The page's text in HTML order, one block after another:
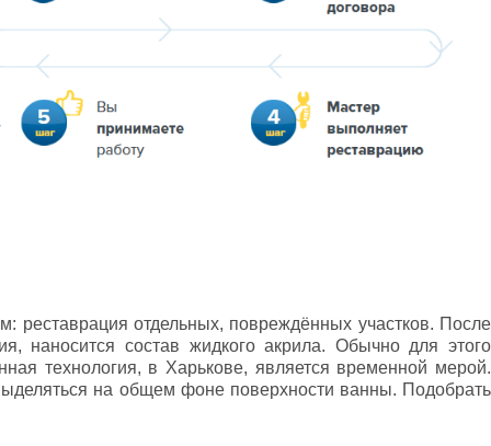
реставрация отдельных, повреждённых участков. После
наносится состав жидкого акрила. Обычно для этого
технология, в Харькове, является временной мерой.
на общем фоне поверхности ванны. Подобрать